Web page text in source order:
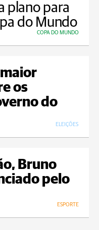
plano para
do Mundo
COPA DO MUNDO
os
do
ELEIÇÕES
Bruno
pelo
ESPORTE